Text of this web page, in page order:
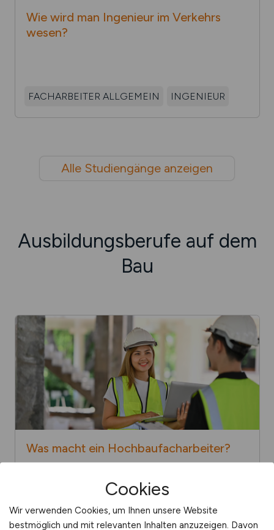
Wie wird man Ingenieur im Ver­kehrs­
wesen?
FACHARBEITER ALLGEMEIN INGENIEUR
Alle Studiengänge anzeigen
Ausbildungsberufe auf dem
Bau
Was macht ein Hoch­bau­facharbeiter?
BAUFACHARBEITER HANDWERKER
Cookies
Wir verwenden Cookies, um Ihnen unsere Website
bestmöglich und mit relevanten Inhalten anzuzeigen. Davon